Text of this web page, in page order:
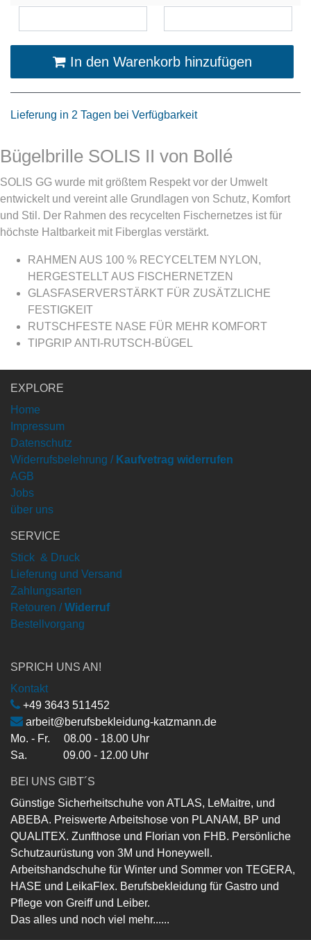
In den Warenkorb hinzufügen
Lieferung in 2 Tagen bei Verfügbarkeit
Bügelbrille SOLIS II von Bollé
SOLIS GG wurde mit größtem Respekt vor der Umwelt
entwickelt und vereint alle Grundlagen von Schutz, Komfort
und Stil. Der Rahmen des recycelten Fischernetzes ist für
höchste Haltbarkeit mit Fiberglas verstärkt.
RAHMEN AUS 100 % RECYCELTEM NYLON,
HERGESTELLT AUS FISCHERNETZEN
GLASFASERVERSTÄRKT FÜR ZUSÄTZLICHE
FESTIGKEIT
RUTSCHFESTE NASE FÜR MEHR KOMFORT
TIPGRIP ANTI-RUTSCH-BÜGEL
EXPLORE
Home
Impressum
Datenschutz
Widerrufsbelehrung / Kaufvetrag widerrufen
AGB
Jobs
über uns
SERVICE
Stick & Druck
Lieferung und Versand
Zahlungsarten
Retouren / Widerruf
Bestellvorgang
SPRICH UNS AN!
Kontakt
+49 3643 511452
arbeit@berufsbekleidung-katzmann.de
Mo. - Fr. 08.00 - 18.00 Uhr
Sa. 09.00 - 12.00 Uhr
BEI UNS GIBT´S
Günstige Sicherheitschuhe von ATLAS, LeMaitre, und
ABEBA. Preiswerte Arbeitshose von PLANAM, BP und
QUALITEX. Zunfthose und Florian von FHB. Persönliche
Schutzaurüstung von 3M und Honeywell.
Arbeitshandschuhe für Winter und Sommer von TEGERA,
HASE und LeikaFlex. Berufsbekleidung für Gastro und
Pflege von Greiff und Leiber.
Das alles und noch viel mehr......